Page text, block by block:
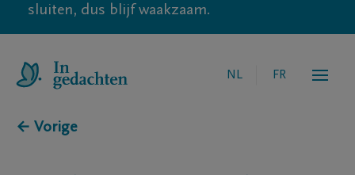
sluiten, dus blijf waakzaam.
NL FR
← Vorige